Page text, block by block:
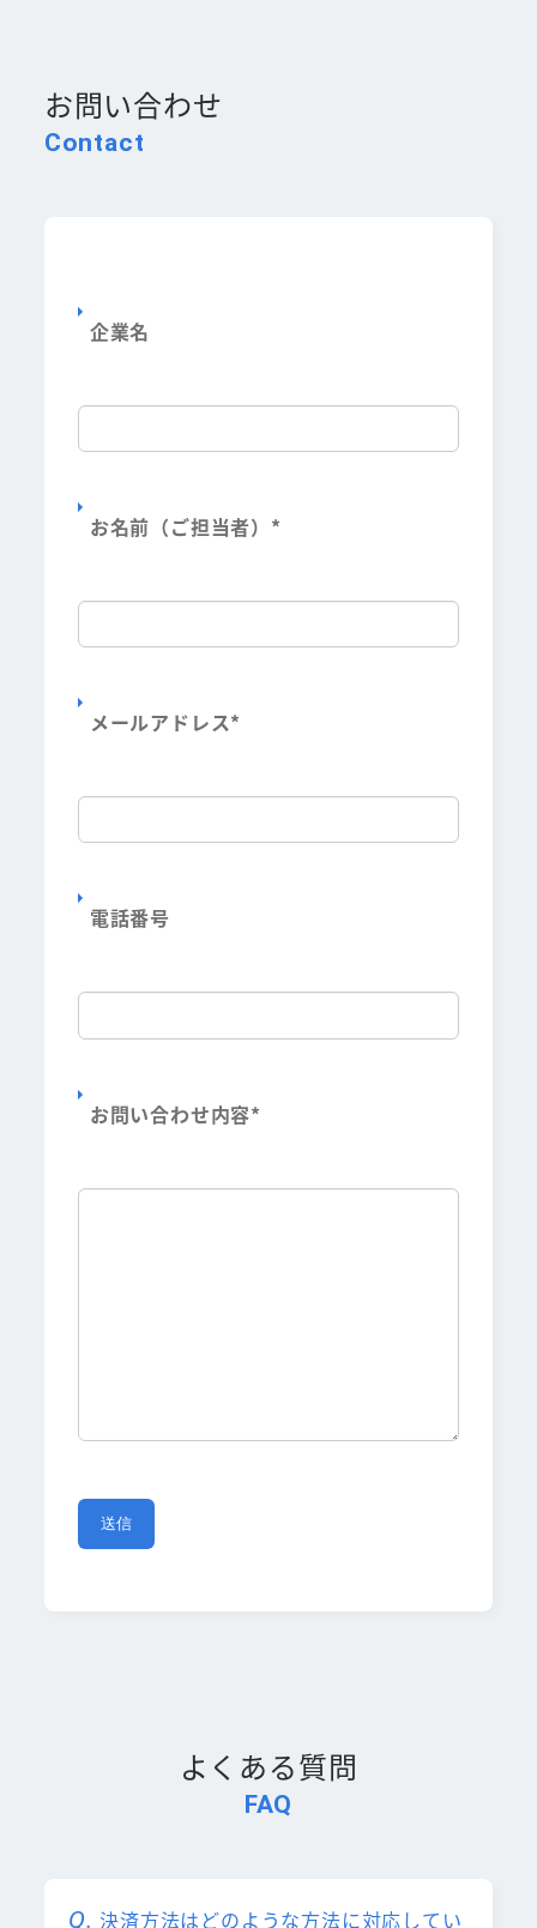
Contact
お問い合わせ
企業名
お名前（ご担当者） *
メールアドレス*
電話番号
お問い合わせ内容*
FAQ
よくある質問
決済方法はどのような方法に対応してい